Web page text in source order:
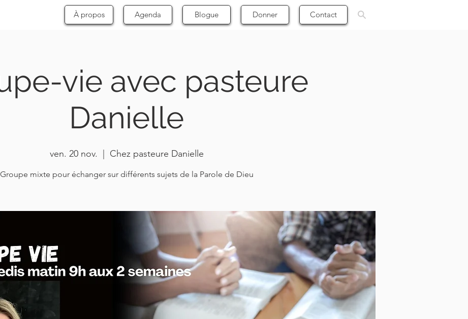
À propos Agenda Blogue Donner Contact
vie avec pasteure
Danielle
ven. 20 nov. Chez pasteure Danielle
Groupe mixte pour échanger sur différents sujets de la Parole de Dieu